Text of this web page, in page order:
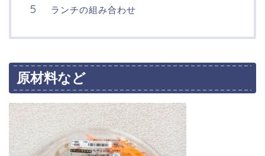
ランチの組み合わせ
原材料など